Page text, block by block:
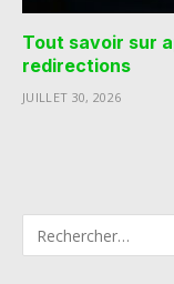
Tout savoir sur
redirections
JUILLET 30, 2026